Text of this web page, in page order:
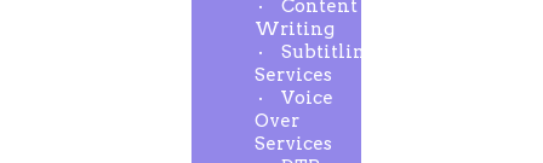
Content
Writing
Subtitling
Services
Voice
Over
Services